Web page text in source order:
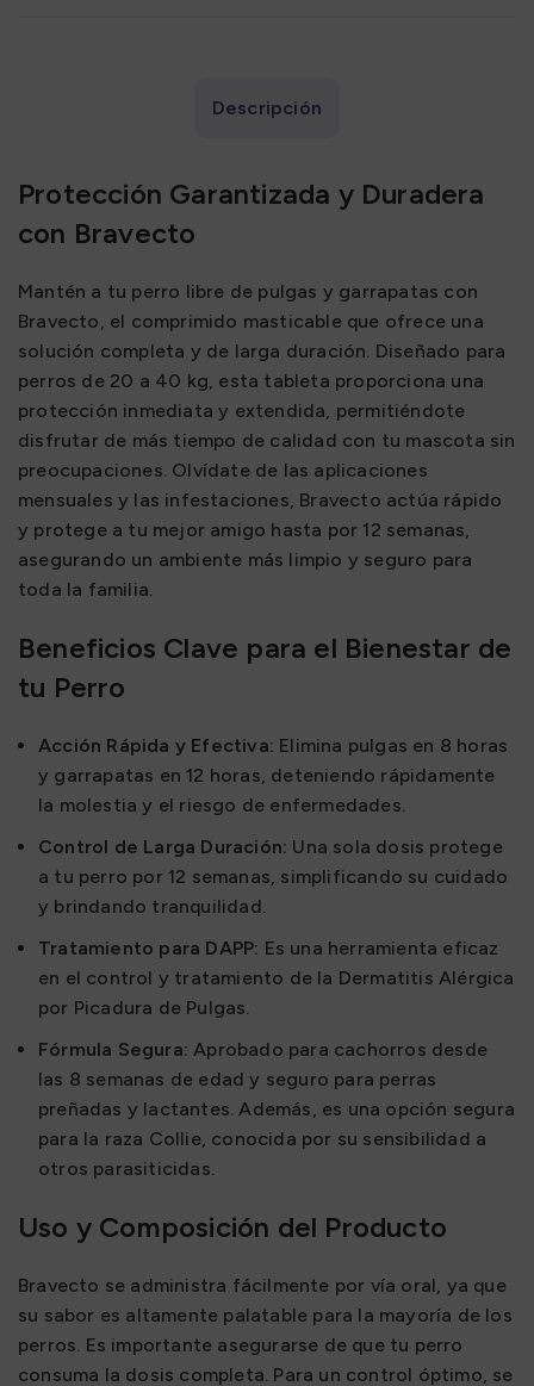
Descripción
Protección Garantizada y Duradera
con Bravecto
Mantén a tu perro libre de pulgas y garrapatas con
Bravecto, el comprimido masticable que ofrece una
solución completa y de larga duración. Diseñado para
perros de 20 a 40 kg, esta tableta proporciona una
protección inmediata y extendida, permitiéndote
disfrutar de más tiempo de calidad con tu mascota sin
preocupaciones. Olvídate de las aplicaciones
mensuales y las infestaciones, Bravecto actúa rápido
y protege a tu mejor amigo hasta por 12 semanas,
asegurando un ambiente más limpio y seguro para
toda la familia.
Beneficios Clave para el Bienestar de
tu Perro
Acción Rápida y Efectiva: Elimina pulgas en 8 horas
y garrapatas en 12 horas, deteniendo rápidamente
la molestia y el riesgo de enfermedades.
Control de Larga Duración: Una sola dosis protege
a tu perro por 12 semanas, simplificando su cuidado
y brindando tranquilidad.
Tratamiento para DAPP: Es una herramienta eficaz
en el control y tratamiento de la Dermatitis Alérgica
por Picadura de Pulgas.
Fórmula Segura: Aprobado para cachorros desde
las 8 semanas de edad y seguro para perras
preñadas y lactantes. Además, es una opción segura
para la raza Collie, conocida por su sensibilidad a
otros parasiticidas.
Uso y Composición del Producto
Bravecto se administra fácilmente por vía oral, ya que
su sabor es altamente palatable para la mayoría de los
perros. Es importante asegurarse de que tu perro
consuma la dosis completa. Para un control óptimo, se